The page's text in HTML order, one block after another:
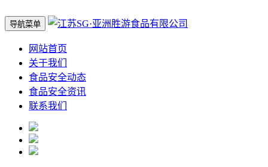
导航菜单
网站首页
关于我们
食品安全动态
食品安全资讯
联系我们